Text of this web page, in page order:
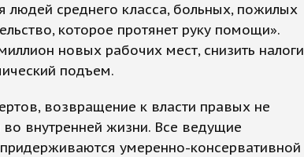
людей среднего класса, больных, пожилых
которое протянет руку помощи».
новых рабочих мест, снизить налоги
подъем.
возвращение к власти правых не
внутренней жизни. Все ведущие
умеренно-консервативной